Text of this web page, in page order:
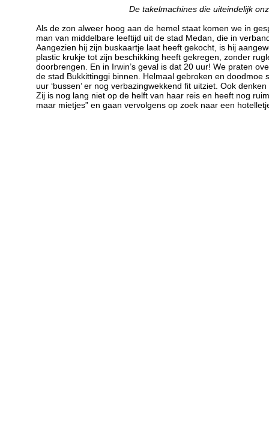
De takelmachines die uiteindelijk
Als de zon alweer hoog aan de hemel staat komen we in
man van middelbare leeftijd uit de stad Medan, die in
Aangezien hij zijn buskaartje laat heeft gekocht, is hij
plastic krukje tot zijn beschikking heeft gekregen, zonder
doorbrengen. En in Irwin’s geval is dat 20 uur! We praten
de stad Bukkittinggi binnen. Helmaal gebroken en
uur ‘bussen’ er nog verbazingwekkend fit uitziet. Ook
Zij is nog lang niet op de helft van haar reis en heeft nog
maar mietjes” en gaan vervolgens op zoek naar een